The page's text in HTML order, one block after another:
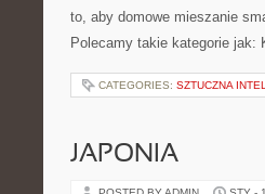
to, aby domowe mieszanie
Polecamy takie kategorie
CATEGORIES: SZTUCZNA
JAPONIA